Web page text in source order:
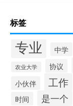
标签
专业 中学
农业大学 协议
小伙伴
工作
时间
是一个